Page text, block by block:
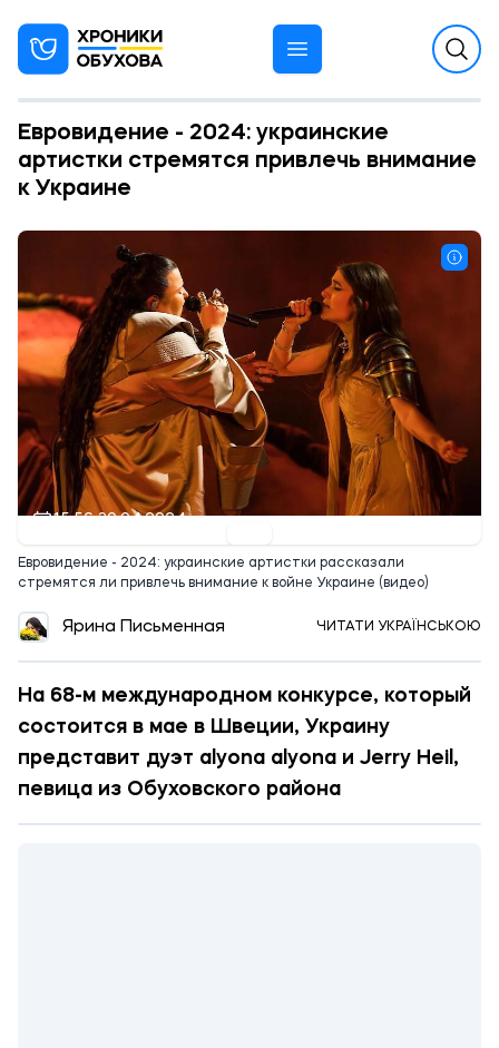
Евровидение - 2024: украинские
артистки стремятся привлечь внимание
к Украине
15:56 30.04.2024
Евровидение - 2024: украинские артистки рассказали
стремятся ли привлечь внимание к войне Украине (видео)
Ярина Письменная ЧИТАТИ УКРАЇНСЬКОЮ
На 68-м международном конкурсе, который
состоится в мае в Швеции, Украину
представит дуэт alyona alyona и Jerry Heil,
певица из Обуховского района